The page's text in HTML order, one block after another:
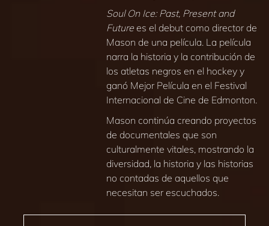
Soul On Ice: Past, Present and
Futurees el debut como director de
Mason de una película. La película
narra la historia y la contribución de
los atletas negros en el hockey y
ganó Mejor Película en el Festival
Internacional de Cine de Edmonton.
Mason continúa creando proyectos
de documentales que son
culturalmente vitales, mostrando la
diversidad, la historia y las historias
no contadas de aquellos que
necesitan ser escuchados.